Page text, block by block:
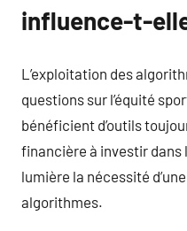
influence-t-
L’exploitation des
questions sur l’équité
bénéficient d’outils
financière à investir dans
lumière la nécessité
algorithmes.